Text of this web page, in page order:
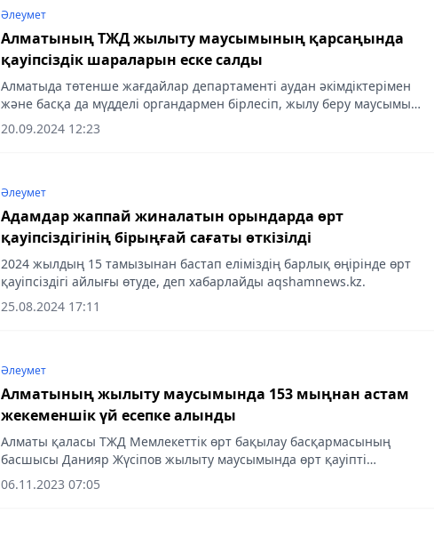
Әлеумет
Алматының ТЖД жылыту маусымының қарсаңында
қауіпсіздік шараларын еске салды
Алматыда төтенше жағдайлар департаменті аудан әкімдіктерімен
және басқа да мүдделі органдармен бірлесіп, жылу беру маусымы
қарсаңында тұрғындар арасында өрт қауіпсіздігі шараларын
түсіндіру...
20.09.2024 12:23
Әлеумет
Адамдар жаппай жиналатын орындарда өрт
қауіпсіздігінің бірыңғай сағаты өткізілді
2024 жылдың 15 тамызынан бастап еліміздің барлық өңірінде өрт
қауіпсіздігі айлығы өтуде, деп хабарлайды aqshamnews.kz.
25.08.2024 17:11
Әлеумет
Алматының жылыту маусымында 153 мыңнан астам
жекеменшік үй есепке алынды
Алматы қаласы ТЖД Мемлекеттік өрт бақылау басқармасының
басшысы Данияр Жүсіпов жылыту маусымында өрт қауіпті
жағдайлардың алдын алу бойынша қандай жұмыстар жүргізіліп
жатқандығы туралы айтты, деп...
06.11.2023 07:05